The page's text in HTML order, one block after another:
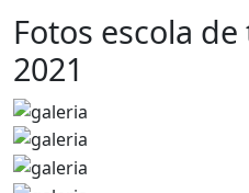
Fotos escola
2021